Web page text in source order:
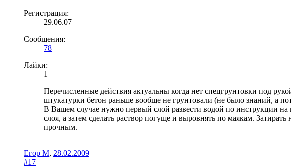
Регистрация:
29.06.07
Сообщения:
78
Лайки:
1
Перечисленные действия актуальны когда нет спецгрунтовки под
штукатурки бетон раньше вообще не грунтовали (не было знаний, а
В Вашем случае нужно первый слой развести водой по инструкции на
слоя, а затем сделать раствор погуще и выровнять по маякам.
прочным.
Егор М, 28.02.2009
#17